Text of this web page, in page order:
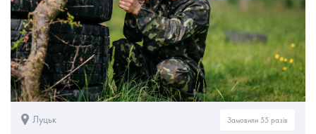
Луцьк Замовили 55 разів